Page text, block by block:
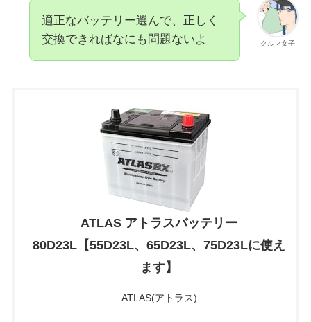
クルマ女子
適正なバッテリー選んで、正しく
交換できればなにも問題ないよ
ATLAS アトラスバッテリー
80D23L【55D23L、65D23L、75D23Lに使え
ます】
ATLAS(アトラス)